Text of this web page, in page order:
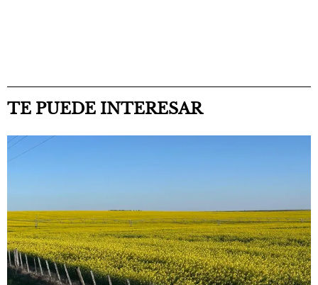
TE PUEDE INTERESAR